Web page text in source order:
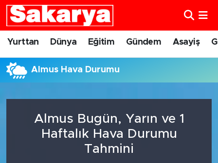
Yurttan Dünya Eğitim Gündem Asayiş
Almus Hava Durumu
Almus Bugün, Yarın ve 1
Haftalık Hava Durumu
Tahmini
Yurttan
Eskişehirspor
Eskişehir Nöbetçi Eczaneler
Süper Lig Puan Durumu ve Fikstür